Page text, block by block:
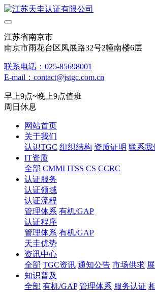
江苏省南京市
南京市雨花台区凤展路32号2幢南楼6层
联系电话：025-85698001
E-mail：contact@jstgc.com.cn
早上9点~晚上9点值班
周日休息
网站首页
关于我们
认识TGC 组织结构 资质证明 联系我
IT资质
全部 CMMI ITSS CS CCRC
认证服务
认证领域
认证流程
管理体系 有机/GAP
认证程序
管理体系 有机/GAP
天圭优势
资讯中心
全部 TGC资讯 通知公告 市场供求
知识普及
全部 有机/GAP 管理体系 服务认证